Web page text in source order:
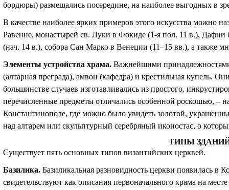
бордюры) размещались посередине, на наиболее выгодных в
В качестве наиболее ярких примеров этого искусства можно
Равенне, монастырей св. Луки в Фокиде (1-я пол. 11 в.),
(нач. 14 в.), собора Сан Марко в Венеции (11–15 вв.), а также
Элементы устройства храма. Важнейшими принадлежностями
(алтарная преграда), амвон (кафедра) и крестильная купель.
большинстве случаев изготавливались из простого,
перечисленные предметы отличались особенной роскошью, –
Константинополе, где можно было увидеть золотой,
над алтарем или скульптурный серебряный иконостас, о
ТИПЫ
Существует пять основных типов византийских церквей.
Базилика. Базиликальная разновидность церкви появилась в
свидетельствуют как описания первоначального храма на